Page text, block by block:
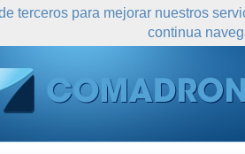
terceros para mejorar nuestros
continua